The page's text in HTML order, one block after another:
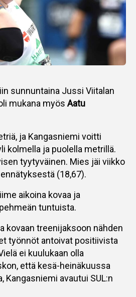
sunnuntaina Jussi Viitalan
mukana myös Aatu
ja Kangasniemi voitti
kolmella ja puolella metrillä.
tyytyväinen. Mies jäi viikko
(18,67).
aikoina kovaa ja
tuntuista.
kovaan treenijaksoon nähden
työnnöt antoivat positiivista
ei kuulukaan olla
että kesä-heinäkuussa
Kangasniemi avautui SUL:n